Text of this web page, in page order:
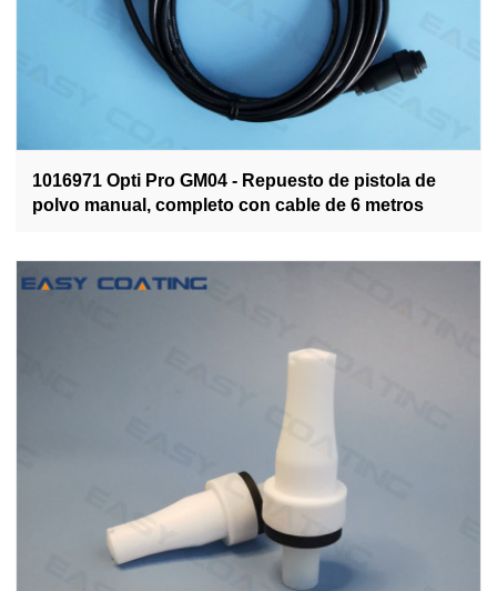
1016971 Opti Pro GM04 - Repuesto de pistola de
polvo manual, completo con cable de 6 metros